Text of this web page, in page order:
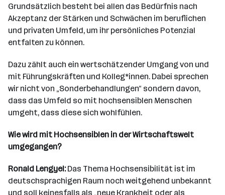
Grundsätzlich besteht bei allen das Bedürfnis nach
Akzeptanz der Stärken und Schwächen im beruflichen
und privaten Umfeld, um ihr persönliches Potenzial
entfalten zu können.
Dazu zählt auch ein wertschätzender Umgang von und
mit Führungskräften und Kolleg*innen. Dabei sprechen
wir nicht von „Sonderbehandlungen“ sondern davon,
dass das Umfeld so mit hochsensiblen Menschen
umgeht, dass diese sich wohlfühlen.
Wie wird mit Hochsensiblen in der Wirtschaftswelt
umgegangen?
Ronald Lengyel:Das Thema Hochsensibilität ist im
deutschsprachigen Raum noch weitgehend unbekannt
und soll keinesfalls als „neue Krankheit oder als